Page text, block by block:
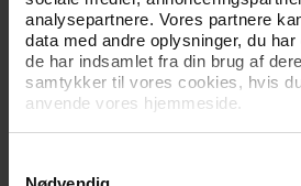
analysepartnere. Vores partnere
data med andre oplysninger, du
de har indsamlet fra din brug af
samtykker til vores cookies, hvis
anvende vores hjemmeside.
04.06.2026